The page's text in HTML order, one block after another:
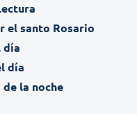
el santo Rosario
día
día
la noche